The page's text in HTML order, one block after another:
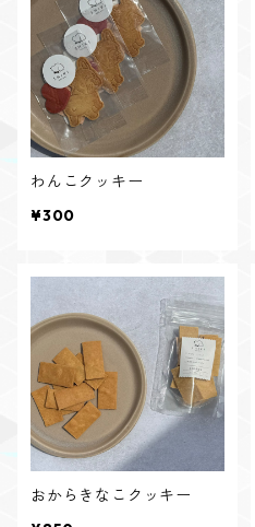
わんこクッキー
¥300
おからきなこクッキー